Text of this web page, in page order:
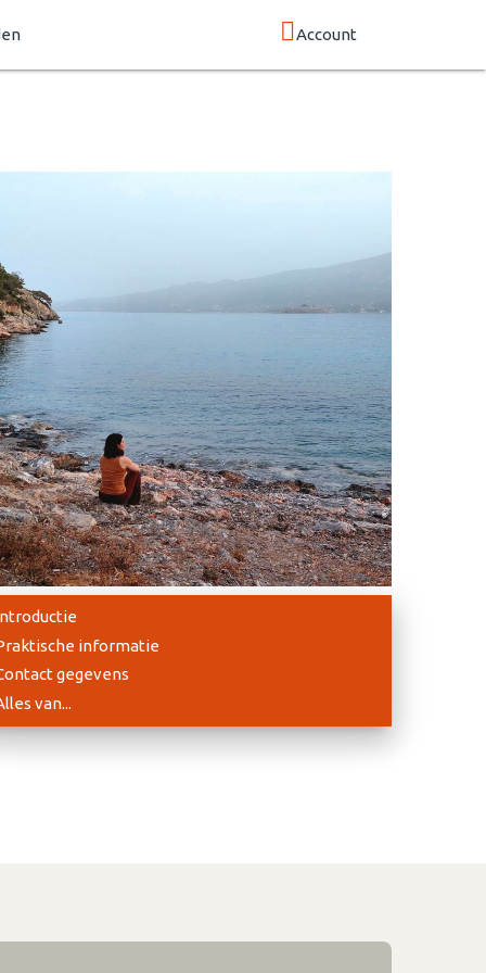
Account
informatie
gegevens
van...